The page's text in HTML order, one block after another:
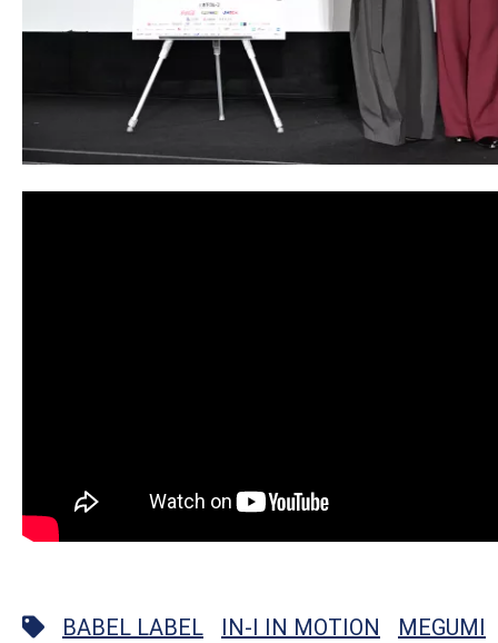
BABEL LABEL IN-I IN MOTION
MEGUMI